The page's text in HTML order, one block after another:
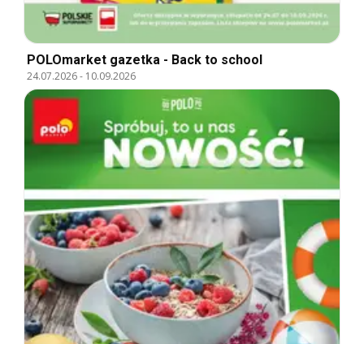
POLOmarket gazetka - Back to school
24.07.2026- 10.09.2026